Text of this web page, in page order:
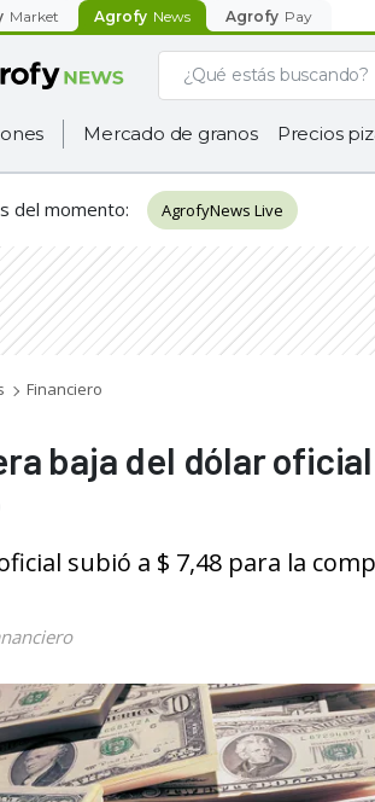
Market Agrofy News Agrofy Pay
Mercado de granos Precios
del momento: AgrofyNews Live
Financiero
baja del dólar
subió a $ 7,48 para la